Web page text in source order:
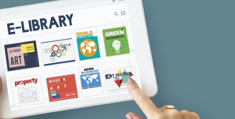
ひ一緒に人生を楽しんでいきましょう！
☆←KAKIのプロフィール